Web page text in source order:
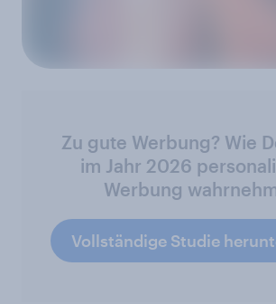
Zu gute Werbung? Wie
im Jahr 2026
Werbung
Vollständige Studie